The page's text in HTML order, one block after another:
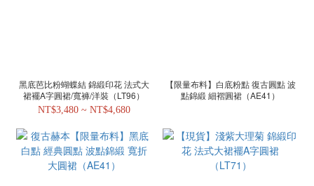
黑底芭比粉蝴蝶結 錦緞印花 法式大
裙襬A字圓裙/寬褲/洋裝（LT96）
NT$3,480 ~ NT$4,680
【限量布料】白底粉點 復古圓點 波
點錦緞 細褶圓裙（AE41）